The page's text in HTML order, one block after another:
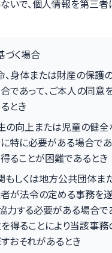
いで、個人情報を第三者
づく場合
、身体または財産の保護
であって、ご本人の同意
とき
の向上または児童の健
特に必要がある場合であ
ることが困難であるとき
もしくは地方公共団体ま
が法令の定める事務を
力する必要がある場合で
得ることにより当該事
おそれがあるとき